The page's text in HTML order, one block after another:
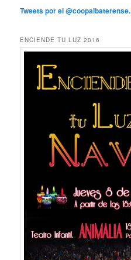
Tweets por el @coopalbaterense.
ENCIENDE TU LUZ 2016